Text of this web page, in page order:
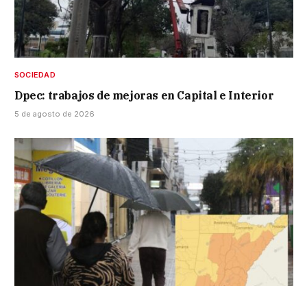
SOCIEDAD
Dpec: trabajos de mejoras en Capital e Interior
5 de agosto de 2026